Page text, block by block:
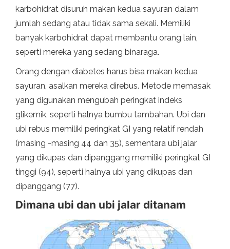
karbohidrat disuruh makan kedua sayuran dalam
jumlah sedang atau tidak sama sekali. Memiliki
banyak karbohidrat dapat membantu orang lain,
seperti mereka yang sedang binaraga.
Orang dengan diabetes harus bisa makan kedua
sayuran, asalkan mereka direbus. Metode memasak
yang digunakan mengubah peringkat indeks
glikemik, seperti halnya bumbu tambahan. Ubi dan
ubi rebus memiliki peringkat GI yang relatif rendah
(masing -masing 44 dan 35), sementara ubi jalar
yang dikupas dan dipanggang memiliki peringkat GI
tinggi (94), seperti halnya ubi yang dikupas dan
dipanggang (77).
Dimana ubi dan ubi jalar ditanam